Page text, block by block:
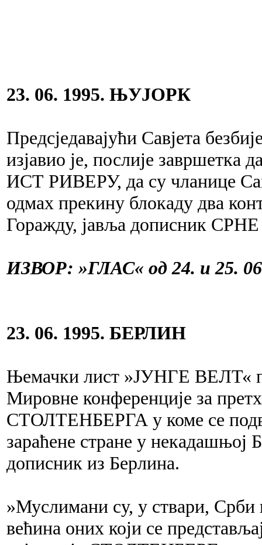
23. 06. 1995. ЊУЈОРК
Предсједавајући Савјета
изјавио је, послије завршетка
ИСТ РИВЕРУ, да су чланице
одмах прекину блокаду два
Горажду, јавља дописник
ИЗВОР: »ГЛАС« од 24. и 25.
23. 06. 1995. БЕРЛИН
Њемачки лист »ЈУНГЕ ВЕЛТ«
Мировне конференције за
СТОЛТЕНБЕРГА у коме се
зараћене стране у
дописник из Берлина.
»Муслимани су, у ствари,
већина оних који се